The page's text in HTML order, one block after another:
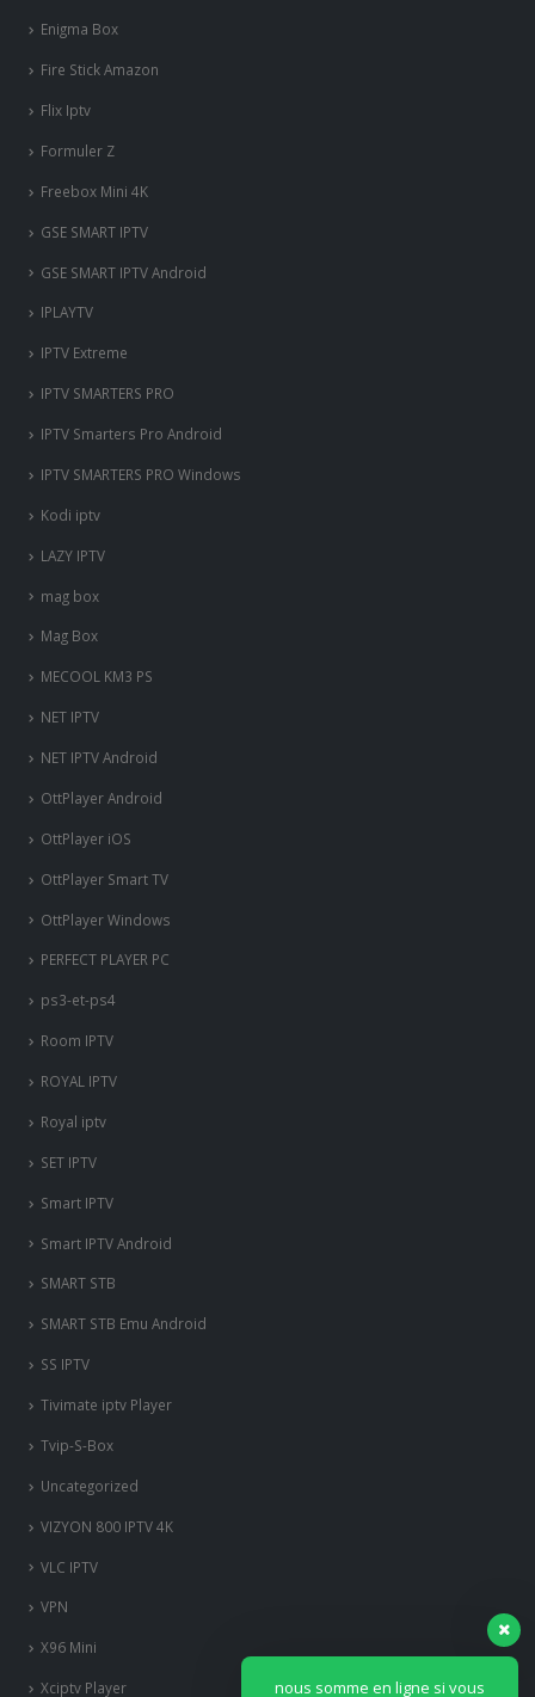
Enigma Box
Fire Stick Amazon
Flix Iptv
Formuler Z
Freebox Mini 4K
‎GSE SMART IPTV
GSE SMART IPTV Android
IPLAYTV
IPTV Extreme
IPTV SMARTERS PRO
IPTV Smarters Pro Android
IPTV SMARTERS PRO Windows
Kodi iptv
LAZY IPTV
mag box
Mag Box
MECOOL KM3 PS
NET IPTV
NET IPTV Android
OttPlayer Android
OttPlayer iOS
OttPlayer Smart TV
OttPlayer Windows
PERFECT PLAYER PC
ps3-et-ps4
Room IPTV
ROYAL IPTV
Royal iptv
SET IPTV
Smart IPTV
Smart IPTV Android
SMART STB
SMART STB Emu Android
SS IPTV
Tivimate iptv Player
Tvip-S-Box
Uncategorized
VIZYON 800 IPTV 4K
VLC IPTV
VPN
X96 Mini
Xciptv Player
nous somme en ligne si vous